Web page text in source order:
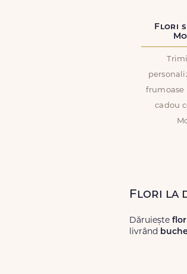
Flori
frumoase
cadou
Flori la
Dăruiește
livrând